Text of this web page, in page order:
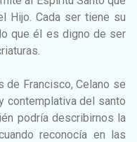
Hijo. Cada ser tiene su
que él es digno de ser
de Francisco, Celano se
contemplativa del santo
podría describirnos la
reconocía en las